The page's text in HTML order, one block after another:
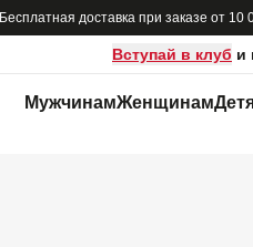
Бесплатная доставка при заказе от
Вступай в клуб и
МужчинамЖенщинам